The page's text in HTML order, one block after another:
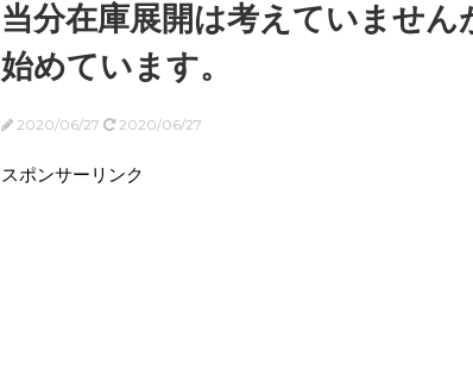
当分在庫展開は考えていません
始めています。
2020/06/27 2020/06/27
スポンサーリンク